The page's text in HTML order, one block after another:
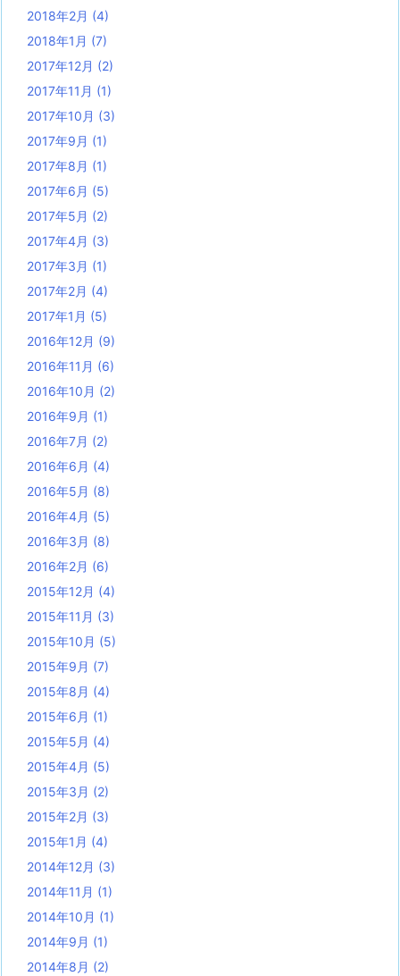
2018年2月 (4)
2018年1月 (7)
2017年12月 (2)
2017年11月 (1)
2017年10月 (3)
2017年9月 (1)
2017年8月 (1)
2017年6月 (5)
2017年5月 (2)
2017年4月 (3)
2017年3月 (1)
2017年2月 (4)
2017年1月 (5)
2016年12月 (9)
2016年11月 (6)
2016年10月 (2)
2016年9月 (1)
2016年7月 (2)
2016年6月 (4)
2016年5月 (8)
2016年4月 (5)
2016年3月 (8)
2016年2月 (6)
2015年12月 (4)
2015年11月 (3)
2015年10月 (5)
2015年9月 (7)
2015年8月 (4)
2015年6月 (1)
2015年5月 (4)
2015年4月 (5)
2015年3月 (2)
2015年2月 (3)
2015年1月 (4)
2014年12月 (3)
2014年11月 (1)
2014年10月 (1)
2014年9月 (1)
2014年8月 (2)